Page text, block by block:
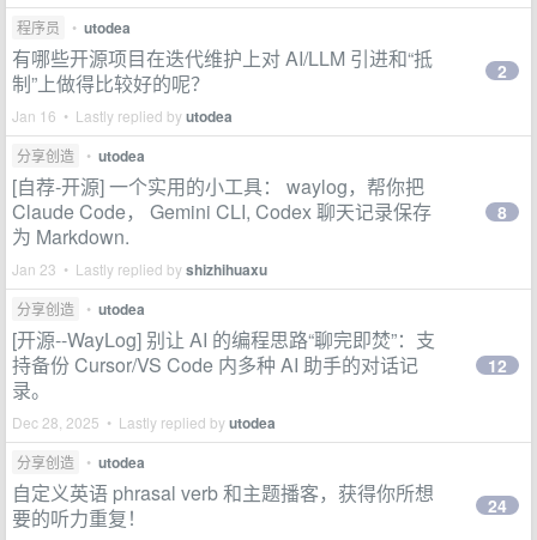
程序员 • utodea
有哪些开源项目在迭代维护上对 AI/LLM 引进和“抵
制”上做得比较好的呢？
Jan 16 • Lastly replied byutodea
2
分享创造 • utodea
[自荐-开源] 一个实用的小工具： waylog，帮你把
Claude Code， Gemini CLI, Codex 聊天记录保存
为 Markdown.
Jan 23 • Lastly replied byshizhihuaxu
8
分享创造 • utodea
[开源--WayLog] 别让 AI 的编程思路“聊完即焚”：支
持备份 Cursor/VS Code 内多种 AI 助手的对话记
录。
Dec 28, 2025 • Lastly replied byutodea
12
分享创造 • utodea
自定义英语 phrasal verb 和主题播客，获得你所想
要的听力重复！
24